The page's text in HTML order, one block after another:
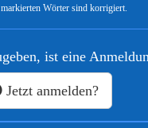
Wörter sind korrigiert.
ist eine
Jetzt anmelden?